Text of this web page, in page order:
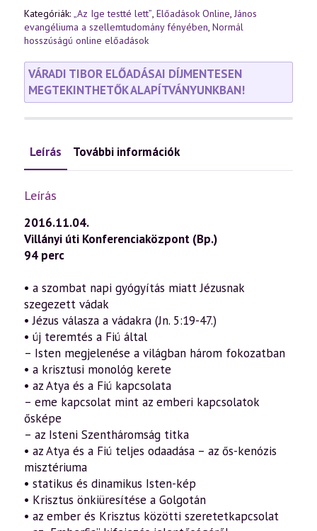
Kategóriák: „Az Ige testté lett”, Előadások Online, János
evangéliuma a szellemtudomány fényében, Normál
hosszúságú online előadások
VÁRADI TIBOR ELŐADÁSAI DÍJMENTESEN
MEGTEKINTHETŐK ALAPÍTVÁNYUNKBAN!
Leírás További információk
Leírás
2016.11.04.
Villányi úti Konferenciaközpont (Bp.)
94 perc
• a szombat napi gyógyítás miatt Jézusnak
szegezett vádak
• Jézus válasza a vádakra (Jn. 5:19-47.)
• új teremtés a Fiú által
– Isten megjelenése a világban három fokozatban
• a krisztusi monológ kerete
• az Atya és a Fiú kapcsolata
– eme kapcsolat mint az emberi kapcsolatok
ősképe
– az Isteni Szentháromság titka
• az Atya és a Fiú teljes odaadása – az ős-kenózis
misztériuma
• statikus és dinamikus Isten-kép
• Krisztus önkiüresítése a Golgotán
• az ember és Krisztus közötti szeretetkapcsolat